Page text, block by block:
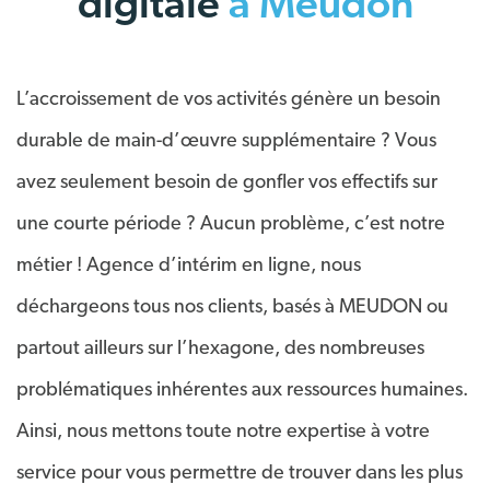
L’accroissement de vos activités génère un besoin
durable de main-d’œuvre supplémentaire ? Vous
avez seulement besoin de gonfler vos effectifs sur
une courte période ? Aucun problème, c’est notre
métier ! Agence d’intérim en ligne, nous
déchargeons tous nos clients, basés à MEUDON ou
partout ailleurs sur l’hexagone, des nombreuses
problématiques inhérentes aux ressources humaines.
Ainsi, nous mettons toute notre expertise à votre
service pour vous permettre de trouver dans les plus